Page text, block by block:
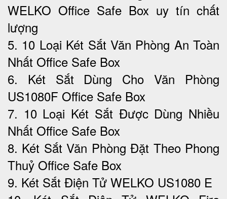
WELKO Office Safe Box uy tín chất
lượng
5. 10 Loại Két Sắt Văn Phòng An Toàn
Nhất Office Safe Box
6. Két Sắt Dùng Cho Văn Phòng
US1080F Office Safe Box
7. 10 Loại Két Sắt Được Dùng Nhiều
Nhất Office Safe Box
8. Két Sắt Văn Phòng Đặt Theo Phong
Thuỷ Office Safe Box
9. Két Sắt Điện Tử WELKO US1080 E